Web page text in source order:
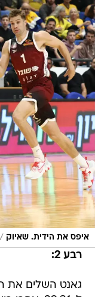
איפס את הידית. שאיוק /
רבע 2:
גאנט השלים את